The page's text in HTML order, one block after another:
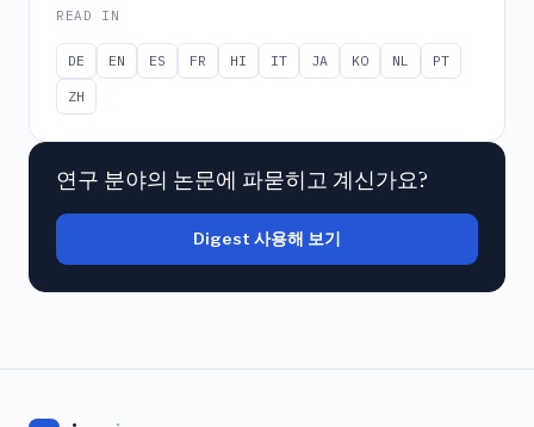
READ IN
DE EN ES FR HI IT JA KO NL
PT
ZH
연구 분야의 논문에 파묻히고 계신가요?
Digest 사용해 보기